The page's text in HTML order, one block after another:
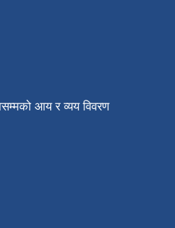
आय र व्यय विवरण